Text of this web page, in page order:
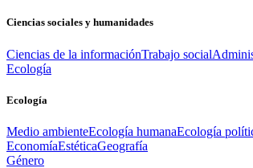
Ciencias sociales y humanidades
Ciencias de la informaciónTrabajo social
Ecología
Ecología
Medio ambienteEcología humanaEcología
EconomíaEstéticaGeografía
Género